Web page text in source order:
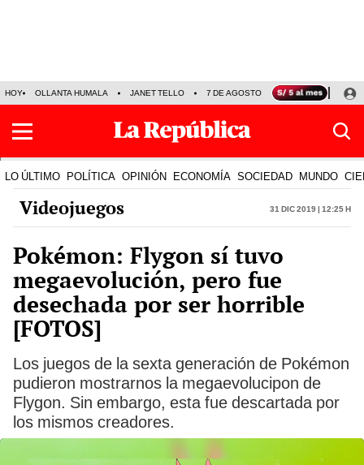
HOY OLLANTA HUMALA JANET TELLO 7 DE AGOSTO TINKA RESULTADOS
LO ÚLTIMO POLÍTICA OPINIÓN ECONOMÍA SOCIEDAD MUNDO
Videojuegos 31 Dic 2019 | 12:25 h
Pokémon: Flygon sí tuvo
megaevolución, pero fue
desechada por ser horrible
[FOTOS]
Los juegos de la sexta generación de Pokémon
pudieron mostrarnos la megaevolucipon de
Flygon. Sin embargo, esta fue descartada por
los mismos creadores.